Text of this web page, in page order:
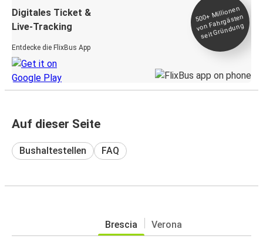
Digitales Ticket &
Live-Tracking
Entdecke die FlixBus App
500+
Millionen
von Fahrgästen
seit
Gründung
Auf dieser Seite
Bushaltestellen FAQ
Brescia Verona